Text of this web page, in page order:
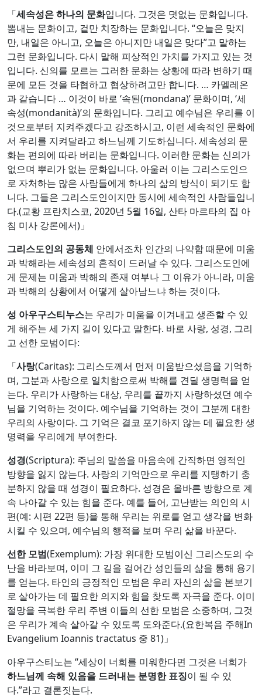
「세속성은 하나의 문화입니다. 그것은 덧없는 문화입니다.
뽐내는 문화이고, 겉만 치장하는 문화입니다. “오늘은 맞지
만, 내일은 아니고, 오늘은 아니지만 내일은 맞다”고 말하는
그런 문화입니다. 다시 말해 피상적인 가치를 가지고 있는 것
입니다. 신의를 모르는 그러한 문화는 상황에 따라 변하기 때
문에 모든 것을 타협하고 협상하려고만 합니다. … 카멜레온
과 같습니다 … 이것이 바로 ‘속된(mondana)’ 문화이며, ‘세
속성(mondanità)’의 문화입니다. 그리고 예수님은 우리를 이
것으로부터 지켜주겠다고 강조하시고, 이런 세속적인 문화에
서 우리를 지켜달라고 하느님께 기도하십니다. 세속성의 문
화는 편의에 따라 버리는 문화입니다. 이러한 문화는 신의가
없으며 뿌리가 없는 문화입니다. 아울러 이는 그리스도인으
로 자처하는 많은 사람들에게 하나의 삶의 방식이 되기도 합
니다. 그들은 그리스도인이지만 동시에 세속적인 사람들입니
다.(교황 프란치스코, 2020년 5월 16일, 산타 마르타의 집 아
침 미사 강론에서)」
그리스도인의 공동체 안에서조차 인간의 나약함 때문에 미움
과 박해라는 세속성의 흔적이 드러날 수 있다. 그리스도인에
게 문제는 미움과 박해의 존재 여부나 그 이유가 아니라, 미움
과 박해의 상황에서 어떻게 살아남느냐 하는 것이다.
성 아우구스티누스는 우리가 미움을 이겨내고 생존할 수 있
게 해주는 세 가지 길이 있다고 말한다. 바로 사랑, 성경, 그리
고 선한 모범이다:
「사랑(Caritas): 그리스도께서 먼저 미움받으셨음을 기억하
며, 그분과 사랑으로 일치함으로써 박해를 견딜 생명력을 얻
는다. 우리가 사랑하는 대상, 우리를 끝까지 사랑하셨던 예수
님을 기억하는 것이다. 예수님을 기억하는 것이 그분께 대한
우리의 사랑이다. 그 기억은 결코 포기하지 않는 데 필요한 생
명력을 우리에게 부여한다.
성경(Scriptura): 주님의 말씀을 마음속에 간직하면 영적인
방향을 잃지 않는다. 사랑의 기억만으로 우리를 지탱하기 충
분하지 않을 때 성경이 필요하다. 성경은 올바른 방향으로 계
속 나아갈 수 있는 힘을 준다. 예를 들어, 고난받는 의인의 시
편(예: 시편 22편 등)을 통해 우리는 위로를 얻고 생각을 변화
시킬 수 있으며, 예수님의 행적을 보며 우리 삶을 바꾼다.
선한 모범(Exemplum): 가장 위대한 모범이신 그리스도의 수
난을 바라보며, 이미 그 길을 걸어간 성인들의 삶을 통해 용기
를 얻는다. 타인의 긍정적인 모범은 우리 자신의 삶을 본보기
로 살아가는 데 필요한 의지와 힘을 찾도록 자극을 준다. 이미
절망을 극복한 우리 주변 이들의 선한 모범은 소중하며, 그것
은 우리가 계속 살아갈 수 있도록 도와준다.(요한복음 주해In
Evangelium Ioannis tractatus 중 81)」
아우구스티노는 “세상이 너희를 미워한다면 그것은 너희가
하느님께 속해 있음을 드러내는 분명한 표징이 될 수 있
다.”라고 결론짓는다.